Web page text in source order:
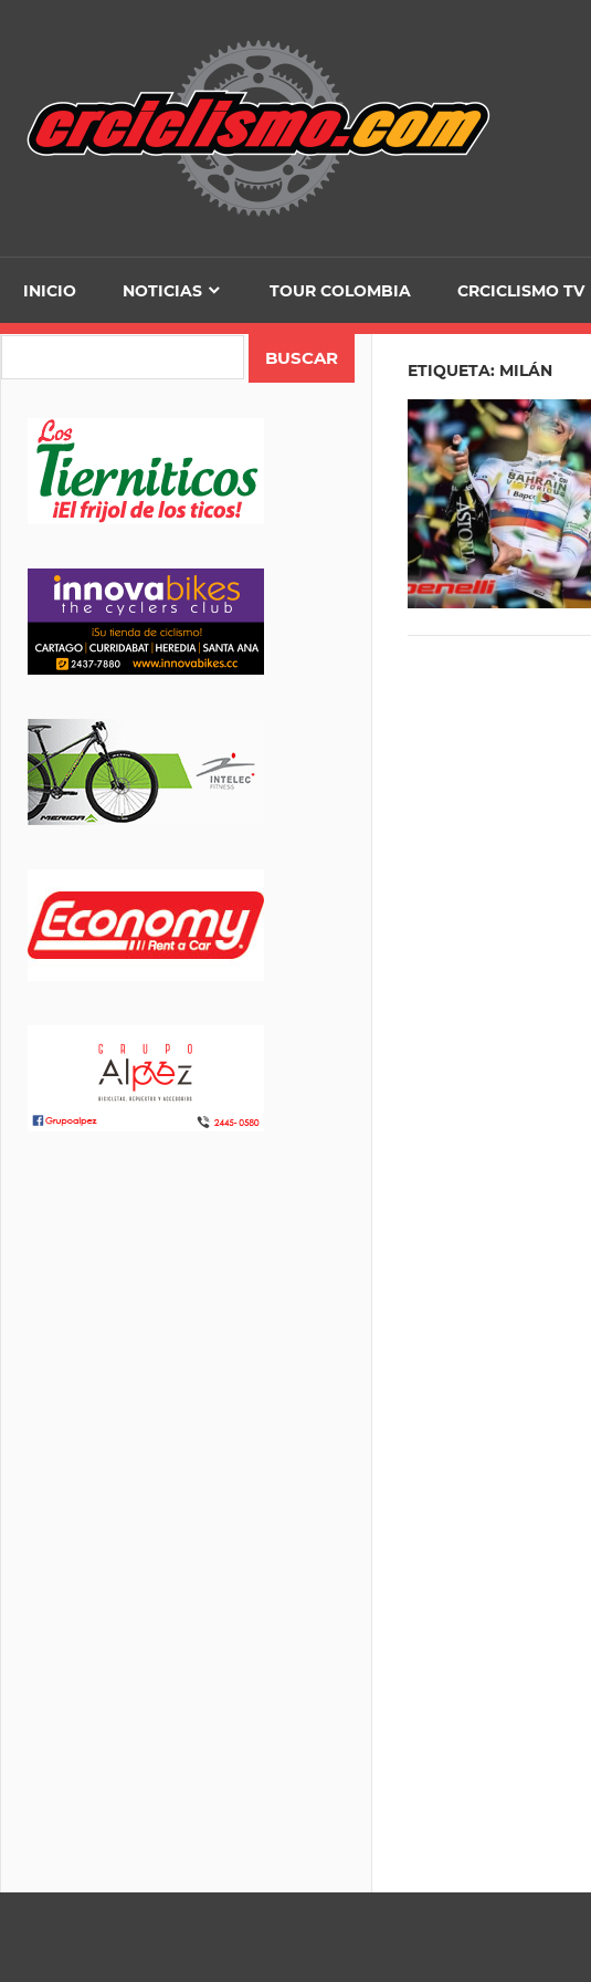
INICIO NOTICIAS TOUR COLOMBIA CRCICLISMO TV
ETIQUETA: MILÁN